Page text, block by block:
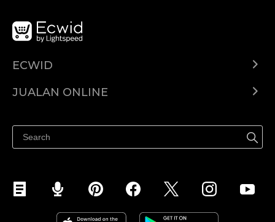
ECWID
Pusat Bantuan
JUALAN ONLINE
Jualan di Facebook